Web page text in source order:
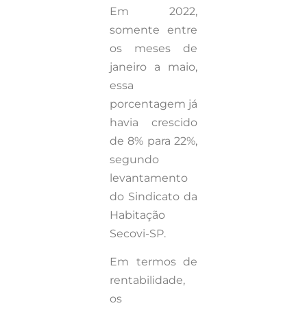
Em 2022,
somente entre
os meses de
janeiro a maio,
essa
porcentagem já
havia crescido
de 8% para 22%,
segundo
levantamento
do Sindicato da
Habitação
Secovi-SP.
Em termos de
rentabilidade,
os